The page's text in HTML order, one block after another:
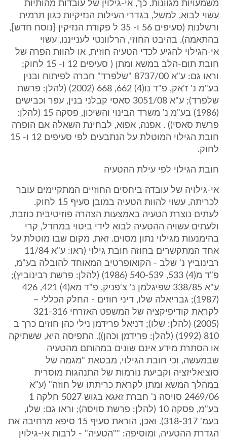
משמעויות מגוונות. כך, אי-גילוין של עובדות מהותיות
עשוי לבוא, למשל, בגדרי העילות הנזיקיות כגון תרמית
ורשלנות (סעיפים 56 ו- 35 ל פקודת הנזיקין [נוסח חדש],
בהתאמה). בהיבט החוזי, הרלוונטי לענייננו, עשוי
אי-הגילוי להגיע לכדי הטעיה חוזית, או להוות הפרה של
חובת תום-הלב במשא ומתן ( סעיפים 12 ו- 15 לחוק;
וראו גם: ע"א 8737/00 "שלפרד" חברה לפיתוח ובנין
בע"מ נ' ז'אק, פ"ד נו(4) 662, 668 (2002) (להלן: פרשת
שלפרד); ע"א 3051/08 סאסי קבלני בנין, עפר וכבישים
(1986) בע"מ נ' משרד הבינוי והשיכון, פסקה 15 (להלן:
פרשת סאסי)) . אפנה, אפוא, לבחינת השאלה אם הופרה
חובת הגילוי המוטלת על הנתבעים לפי סעיפים 12 ו- 15
לחוק.
חובת הגילוי לפי עילת ההטעיה
אי-גילויה של עובדה ביחסים החוזיים המתקיימים עובר
לכריתה, עשוי להוות הטעיה במובן סעיף 15 לחוק.
לעתים נוצרת הטעיה באמצעות הצהרה פוזיטיבית כוזבת,
ולעתים עשויה ההטעיה לבוא לידי ביטוי במחדל, קרי
בהימנעות מגילוי נתון מסוים. זאת, מקום שבו מוטלת על
אחד המתקשרים בחוזה חובת גילוי (ראו: ע"א 11/84
רבינוביץ נ' שלב - הקואופרטיב המאוחד להובלה בע"מ,
פ"ד מ(4) 533, 540-539 (1986) (להלן: פרשת רבינוביץ);
ע"א 338/85 שפיגלמן נ' צ'פניק, פ"ד מא(4) 421, 426
(1987); גבריאלה שלו, דיני חוזים - החלק הכללי –
לקראת קודיפיקציה של המשפט האזרחי 321-316
(2005) (להלן: שלו); דניאל פרידמן נילי כהן חוזים כרך ב
810 (1992) (להלן: פרידמן וכהן)). התפיסה היא, ששתיקה
או הסתרת מידע אינם שונים במהותם מהטעיה
שבמעשה, וכי חובת הגילוי, מבטאת "מגמה של
סוציאליזציה וקביעת נורמות של התנהגות מוסרית
במהלך המשא ומתן לקראת כריתתו של חוזה" (ע"א
2469/06 סויסה נ' חברת זאגא בגוש 5027 חלקה 1
בע"מ, פסקה 10 (להלן: פרשת סויסה); וראו גם: שלו,
בעמ' 318-317). ואכן, הוראת סעיף 15 סיפא מרחיבה את
הגדרת ההטעיה, ומוסיפה: ""הטעיה" - לרבות אי-גילוין